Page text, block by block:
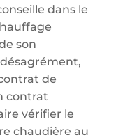
dans le
son
de
contrat
vérifier le
chaudière au